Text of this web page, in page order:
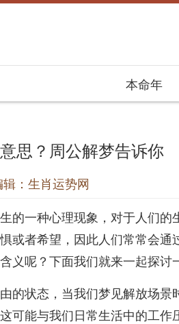
本命年
思？周公解梦告诉你
：生肖运势网
的一种心理现象，对于人们
或者希望，因此人们常常会
义呢？下面我们就来一起探讨
的状态，当我们梦见解放场
可能与我们日常生活中的工